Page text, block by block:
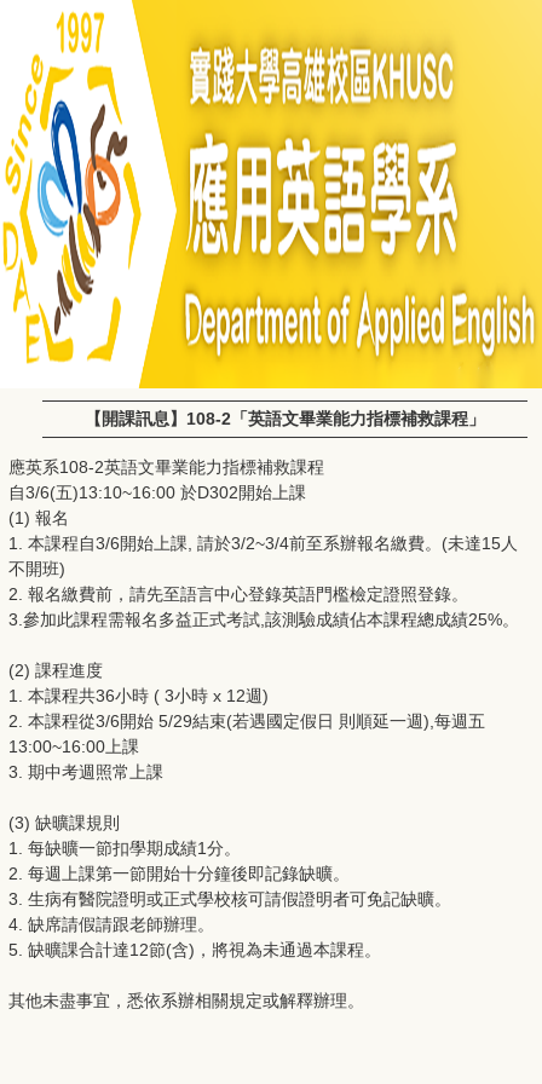
【開課訊息】108-2「英語文畢業能力指標補救課程」
應英系108-2英語文畢業能力指標補救課程
自3/6(五)13:10~16:00 於D302開始上課
(1) 報名
1. 本課程自3/6開始上課, 請於3/2~3/4前至系辦報名繳費。(未達15人
不開班)
2. 報名繳費前，請先至語言中心登錄英語門檻檢定證照登錄。
3.參加此課程需報名多益正式考試,該測驗成績佔本課程總成績25%。
(2) 課程進度
1. 本課程共36小時 ( 3小時 x 12週)
2. 本課程從3/6開始 5/29結束(若遇國定假日 則順延一週),每週五
13:00~16:00上課
3. 期中考週照常上課
(3) 缺曠課規則
1. 每缺曠一節扣學期成績1分。
2. 每週上課第一節開始十分鐘後即記錄缺曠。
3. 生病有醫院證明或正式學校核可請假證明者可免記缺曠。
4. 缺席請假請跟老師辦理。
5. 缺曠課合計達12節(含)，將視為未通過本課程。
其他未盡事宜，悉依系辦相關規定或解釋辦理。